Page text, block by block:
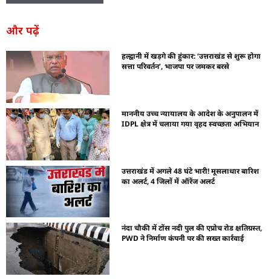
और पढ़ें
हल्द्वानी में खड़गे की हुंकार: ‘उत्तराखंड से शुरू होगा
सत्ता परिवर्तन’, भाजपा पर जमकर बरसे
माननीय उच्च न्यायालय के आदेश के अनुपालन में
IDPL क्षेत्र में चलाया गया वृहद स्वच्छता अभियान
उत्तराखंड में अगले 48 घंटे भारी! मूसलाधार बारिश
का अलर्ट, 4 जिलों में ऑरेंज अलर्ट
नंदा चौकी में टोंस नदी पुल की एप्रोच रोड क्षतिग्रस्त,
PWD ने निर्माण कंपनी पर की सख्त कार्रवाई